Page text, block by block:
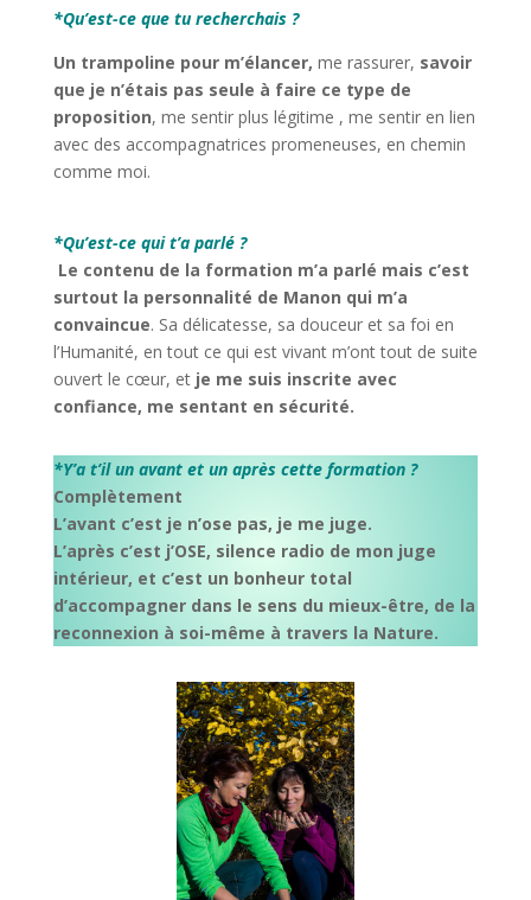
*Qu’est-ce que tu recherchais ?
Un trampoline pour m’élancer, me rassurer, savoir
que je n’étais pas seule à faire ce type de
proposition, me sentir plus légitime , me sentir en lien
avec des accompagnatrices promeneuses, en chemin
comme moi.
*Qu’est-ce qui t’a parlé ?
Le contenu de la formation m’a parlé mais c’est
surtout la personnalité de Manon qui m’a
convaincue. Sa délicatesse, sa douceur et sa foi en
l’Humanité, en tout ce qui est vivant m’ont tout de suite
ouvert le cœur, et je me suis inscrite avec
confiance, me sentant en sécurité.
*Y’a t’il un avant et un après cette formation ?
Complètement
L’avant c’est je n’ose pas, je me juge.
L’après c’est j’OSE, silence radio de mon juge
intérieur, et c’est un bonheur total
d’accompagner dans le sens du mieux-être, de la
reconnexion à soi-même à travers la Nature.